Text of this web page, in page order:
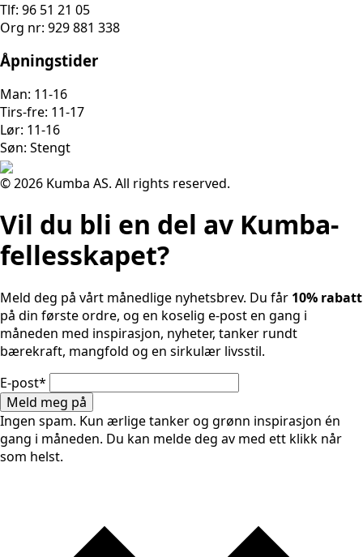
Tlf: 96 51 21 05
Org nr: 929 881 338
Åpningstider
Man: 11-16
Tirs-fre: 11-17
Lør: 11-16
Søn: Stengt
© 2026 Kumba AS. All rights reserved.
Vil du bli en del av Kumba-
fellesskapet?
Meld deg på vårt månedlige nyhetsbrev. Du får 10% rabatt
på din første ordre, og en koselig e-post en gang i
måneden med inspirasjon, nyheter, tanker rundt
bærekraft, mangfold og en sirkulær livsstil.
E-post*
Meld meg på
Ingen spam. Kun ærlige tanker og grønn inspirasjon én
gang i måneden. Du kan melde deg av med ett klikk når
som helst.